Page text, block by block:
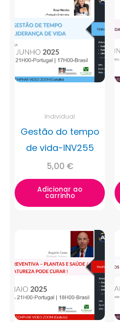
Individual
Gestão do tempo
de vida-INV255
5,00 €
Adicionar ao
carrinho